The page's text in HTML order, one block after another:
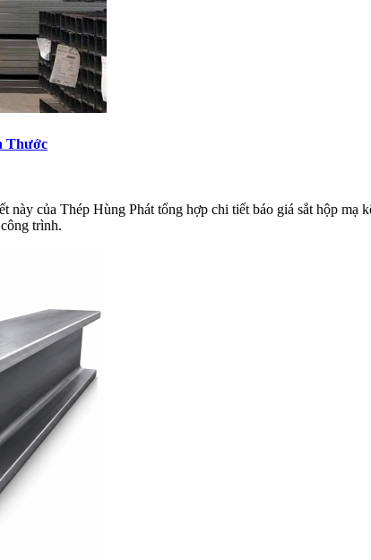
Thước
của Thép Hùng Phát tổng hợp chi tiết báo giá sắt hộp
trình.